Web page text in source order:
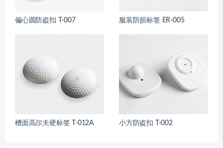
偏心圆防盗扣 T-007 服装防损标签 ER-005
槽面高尔夫硬标签 T-012A 小方防盗扣 T-002